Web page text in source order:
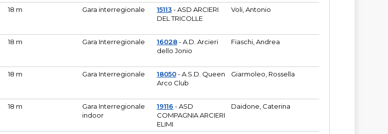
18 m Gara interregionale 15113- ASD ARCIERI
DEL TRICOLLE
Voli, Antonio
18 m Gara Interregionale 16028- A.D. Arcieri
dello Jonio
Fiaschi, Andrea
18 m Gara Interregionale 18050- A.S.D. Queen
Arco Club
Giarmoleo, Rossella
18 m
Gara Interregionale
indoor
19116 - ASD
COMPAGNIA ARCIERI
ELIMI
Daidone, Caterina